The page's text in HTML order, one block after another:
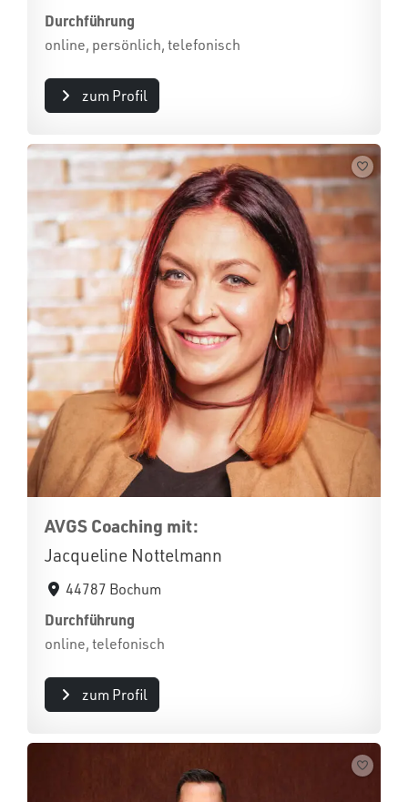
Durchführung
online, persönlich, telefonisch
zum Profil
AVGS Coaching mit:
Jacqueline Nottelmann
44787 Bochum
Durchführung
online, telefonisch
zum Profil